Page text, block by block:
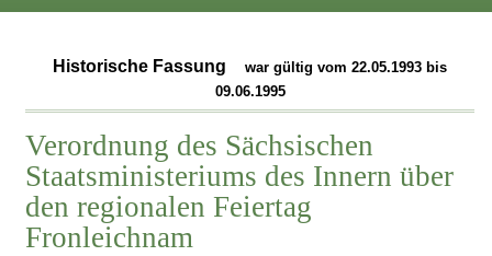
Historische Fassung
war gültig vom 22.05.1993 bis
09.06.1995
Verordnung des Sächsischen
Staatsministeriums des Innern über
den regionalen Feiertag
Fronleichnam